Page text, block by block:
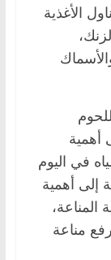
الأغذية
أهمية
١٠ أكواب مياه في اليوم
إلى أهمية
المناعة،
مناعة